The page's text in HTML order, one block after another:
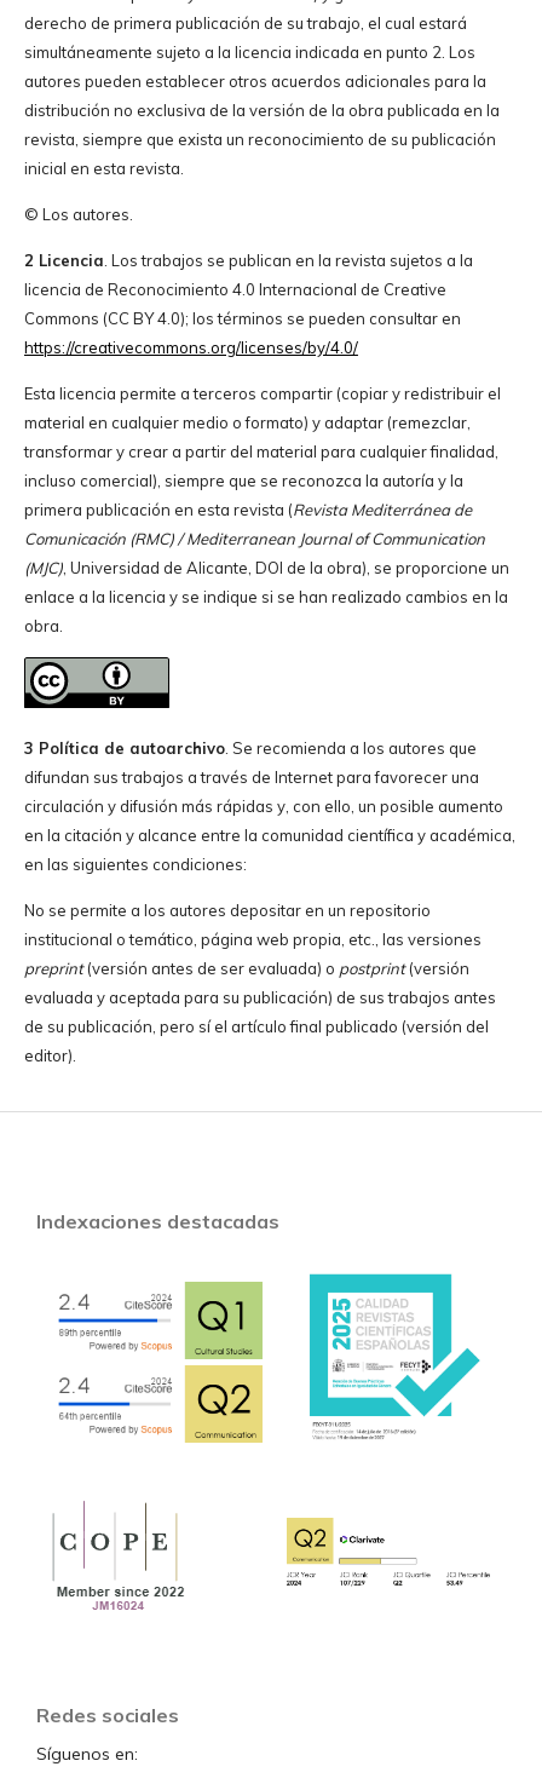
derecho de primera publicación de su trabajo, el cual estará
simultáneamente sujeto a la licencia indicada en punto 2. Los
autores pueden establecer otros acuerdos adicionales para la
distribución no exclusiva de la versión de la obra publicada en la
revista, siempre que exista un reconocimiento de su publicación
inicial en esta revista.
© Los autores.
2 Licencia . Los trabajos se publican en la revista sujetos a la
licencia de Reconocimiento 4.0 Internacional de Creative
Commons (CC BY 4.0); los términos se pueden consultar en
https://creativecommons.org/licenses/by/4.0/
Esta licencia permite a terceros compartir (copiar y redistribuir el
material en cualquier medio o formato) y adaptar (remezclar,
transformar y crear a partir del material para cualquier finalidad,
incluso comercial), siempre que se reconozca la autoría y la
primera publicación en esta revista (Revista Mediterránea de
Comunicación (RMC) / Mediterranean Journal of Communication
(MJC), Universidad de Alicante, DOI de la obra), se proporcione un
enlace a la licencia y se indique si se han realizado cambios en la
obra.
3 Política de autoarchivo. Se recomienda a los autores que
difundan sus trabajos a través de Internet para favorecer una
circulación y difusión más rápidas y, con ello, un posible aumento
en la citación y alcance entre la comunidad científica y académica,
en las siguientes condiciones:
No se permite a los autores depositar en un repositorio
institucional o temático, página web propia, etc., las versiones
preprint(versión antes de ser evaluada) o postprint(versión
evaluada y aceptada para su publicación) de sus trabajos antes
de su publicación, pero sí el artículo final publicado (versión del
editor).
Indexaciones destacadas
Redes sociales
Síguenos en: